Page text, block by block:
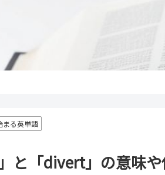
まる英単語
と「divert」の意味